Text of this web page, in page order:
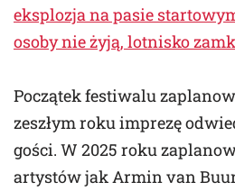
eksplozja na pasie
osoby nie żyją, lotnisko
Początek festiwalu
zeszłym roku imprezę
gości. W 2025 roku
artystów jak Armin van